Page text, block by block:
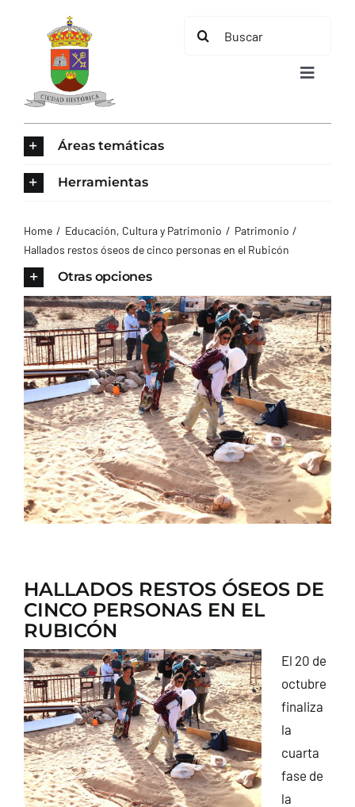
contenido
Buscar:
Toggle
AYUNTAMIENTO
TURISMO
CONTACTO
Áreas temáticas
Herramientas
Home Educación, Cultura y Patrimonio
Patrimonio
Hallados restos óseos de cinco personas en el Rubicón
Otras opciones
HALLADOS RESTOS ÓSEOS DE
CINCO PERSONAS EN EL
RUBICÓN
El 20 de
octubre
finaliza
la
cuarta
fase de
la